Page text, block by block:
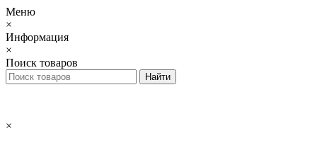
Меню
×
Информация
×
Поиск товаров
×